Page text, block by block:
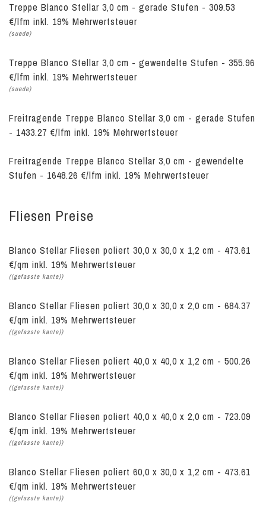
Treppe Blanco Stellar 3,0 cm - gerade Stufen - 309.53
€/lfm inkl. 19% Mehrwertsteuer
(suede)
Treppe Blanco Stellar 3,0 cm - gewendelte Stufen - 355.96
€/lfm inkl. 19% Mehrwertsteuer
(suede)
Freitragende Treppe Blanco Stellar 3,0 cm - gerade Stufen
- 1433.27 €/lfm inkl. 19% Mehrwertsteuer
Freitragende Treppe Blanco Stellar 3,0 cm - gewendelte
Stufen - 1648.26 €/lfm inkl. 19% Mehrwertsteuer
Fliesen Preise
Blanco Stellar Fliesen poliert 30,0 x 30,0 x 1,2 cm - 473.61
€/qm inkl. 19% Mehrwertsteuer
((gefasste kante))
Blanco Stellar Fliesen poliert 30,0 x 30,0 x 2,0 cm - 684.37
€/qm inkl. 19% Mehrwertsteuer
((gefasste kante))
Blanco Stellar Fliesen poliert 40,0 x 40,0 x 1,2 cm - 500.26
€/qm inkl. 19% Mehrwertsteuer
((gefasste kante))
Blanco Stellar Fliesen poliert 40,0 x 40,0 x 2,0 cm - 723.09
€/qm inkl. 19% Mehrwertsteuer
((gefasste kante))
Blanco Stellar Fliesen poliert 60,0 x 30,0 x 1,2 cm - 473.61
€/qm inkl. 19% Mehrwertsteuer
((gefasste kante))